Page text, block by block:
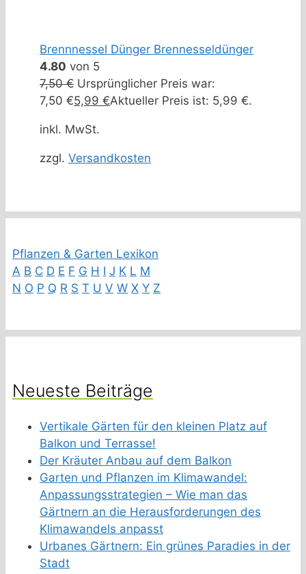
Brennnessel Dünger Brennesseldünger
4.80 von 5
7,50€ Ursprünglicher Preis war:
7,50 €5,99 €Aktueller Preis ist: 5,99 €.
inkl. MwSt.
zzgl. Versandkosten
Pflanzen & Garten Lexikon
A B C D E F G H I J K L M
N O P Q R S T U V W X Y Z
Neueste Beiträge
Vertikale Gärten für den kleinen Platz auf
Balkon und Terrasse!
Der Kräuter Anbau auf dem Balkon
Garten und Pflanzen im Klimawandel:
Anpassungsstrategien – Wie man das
Gärtnern an die Herausforderungen des
Klimawandels anpasst
Urbanes Gärtnern: Ein grünes Paradies in der
Stadt